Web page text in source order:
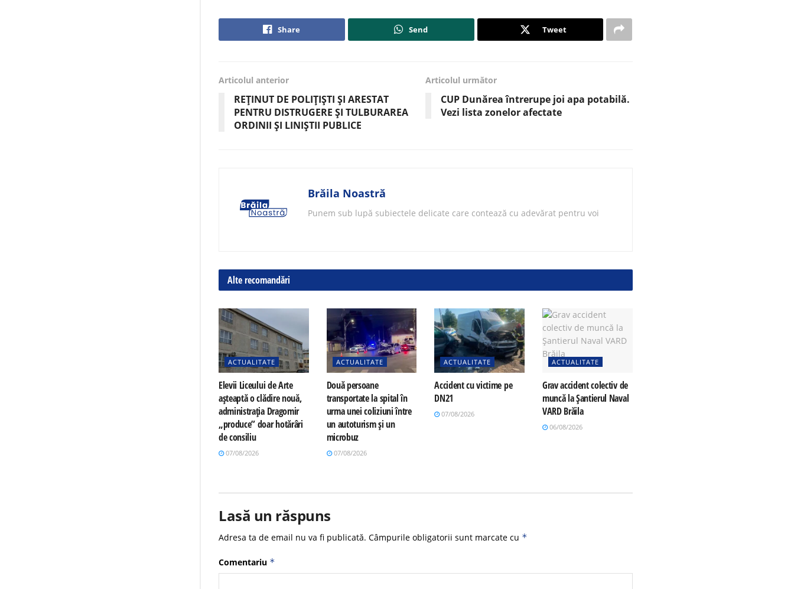
Share Send Tweet
Articolul anterior
REȚINUT DE POLIȚIȘTI ȘI ARESTAT
PENTRU DISTRUGERE ȘI TULBURAREA
ORDINII ȘI LINIȘTII PUBLICE
Articolul următor
CUP Dunărea întrerupe joi apa potabilă.
Vezi lista zonelor afectate
Brăila Noastră
Punem sub lupă subiectele delicate care contează cu adevărat pentru voi
Alte recomandări
ACTUALITATE
Elevii Liceului de Arte
așteaptă o clădire nouă,
administrația Dragomir
„produce” doar hotărâri
de consiliu
07/08/2026
ACTUALITATE
Două persoane
transportate la spital în
urma unei coliziuni între
un autoturism și un
microbuz
07/08/2026
ACTUALITATE
Accident cu victime pe
DN21
07/08/2026
ACTUALITATE
Grav accident colectiv de
muncă la Șantierul Naval
VARD Brăila
06/08/2026
Lasă un răspuns
Adresa ta de email nu va fi publicată. Câmpurile obligatorii sunt marcate cu *
Comentariu *